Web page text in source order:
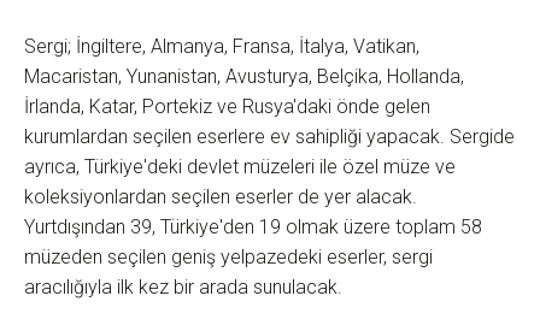
Sergi; İngiltere, Almanya, Fransa, İtalya, Vatikan,
Macaristan, Yunanistan, Avusturya, Belçika, Hollanda,
İrlanda, Katar, Portekiz ve Rusya'daki önde gelen
kurumlardan seçilen eserlere ev sahipliği yapacak. Sergide
ayrıca, Türkiye'deki devlet müzeleri ile özel müze ve
koleksiyonlardan seçilen eserler de yer alacak.
Yurtdışından 39, Türkiye'den 19 olmak üzere toplam 58
müzeden seçilen geniş yelpazedeki eserler, sergi
aracılığıyla ilk kez bir arada sunulacak.